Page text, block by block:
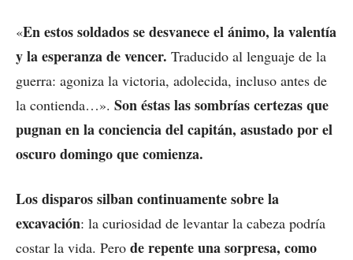
«En estos soldados se desvanece el ánimo, la valentía
y la esperanza de vencer. Traducido al lenguaje de la
guerra: agoniza la victoria, adolecida, incluso antes de
la contienda…». Son éstas las sombrías certezas que
pugnan en la conciencia del capitán, asustado por el
oscuro domingo que comienza.
Los disparos silban continuamente sobre la
excavación: la curiosidad de levantar la cabeza podría
costar la vida. Pero de repente una sorpresa, como